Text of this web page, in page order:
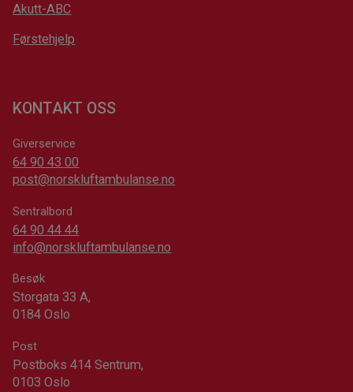
Akutt-ABC
Førstehjelp
KONTAKT OSS
Giverservice
64 90 43 00
post@norskluftambulanse.no
Sentralbord
64 90 44 44
info@norskluftambulanse.no
Besøk
Storgata 33 A,
0184 Oslo
Post
Postboks 414 Sentrum,
0103 Oslo